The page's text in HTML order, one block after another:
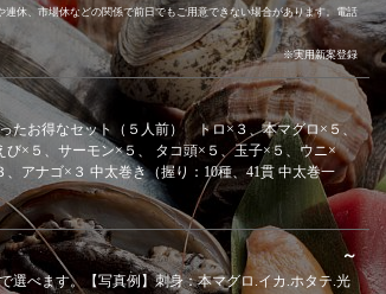
連休、市場休などの関係で前日でもご用意できない場合があります。電話
※実用新案登録
たお得なセット（５人前） トロ×３、本マグロ×５、
び×５、サーモン×５、 タコ頭×５、玉子×５、ウニ×
、アナゴ×３ 中太巻き（握り：10種、41貫 中太巻一
～
選べます。【写真例】刺身：本マグロ.イカ.ホタテ.光